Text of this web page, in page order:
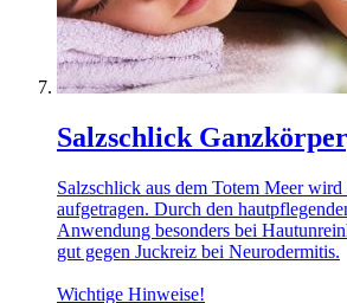
Salzschlick
Salzschlick aus dem Totem Meer
aufgetragen. Durch den
Anwendung besonders bei
gut gegen Juckreiz bei Neurodermitis.
Wichtige Hinweise!